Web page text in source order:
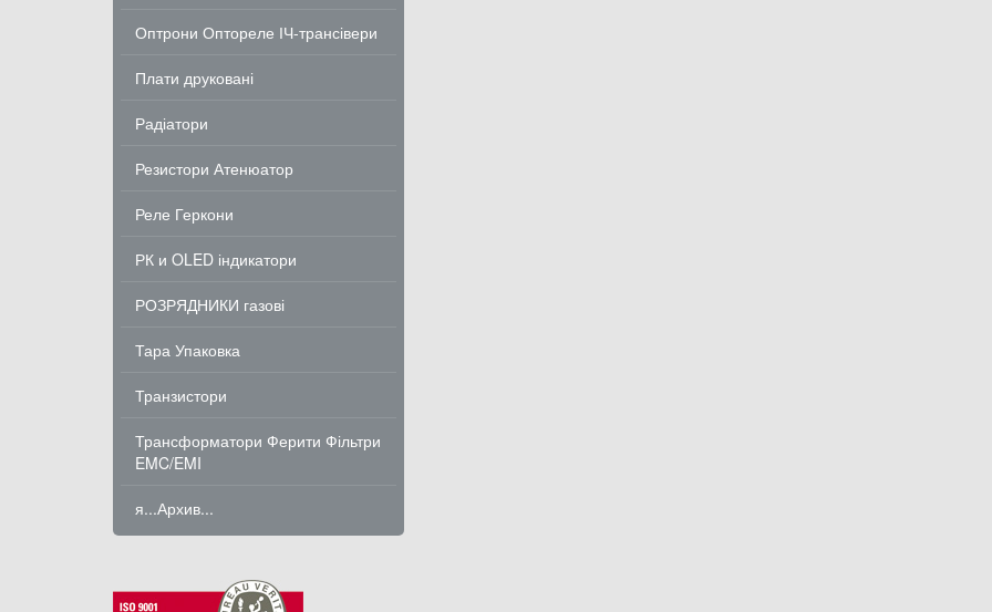
Оптрони Оптореле ІЧ-трансівери
Плати друковані
Радіатори
Резистори Атенюатор
Реле Геркони
РК и OLED індикатори
РОЗРЯДНИКИ газові
Тара Упаковка
Транзистори
Трансформатори Ферити Фільтри
EMC/EMI
я...Архив...